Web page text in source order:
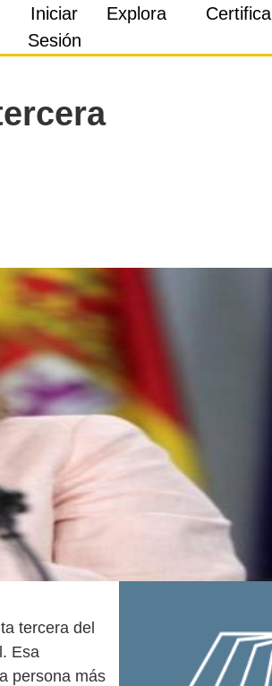
Iniciar
Sesión
Explora Certifica
tercera del
Esa
persona más